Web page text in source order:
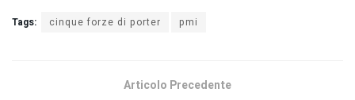
Tags: cinque forze di porter pmi
Articolo Precedente